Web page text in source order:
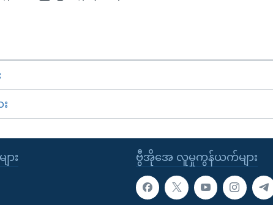
ဗွီအိုအေ လူမှုကွန်ယက်များ
ား